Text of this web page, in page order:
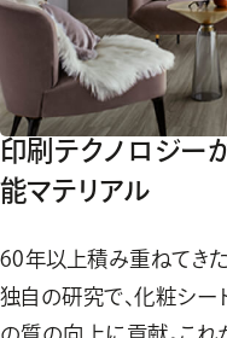
印刷テクノロジー
能マテリアル
60年以上積み重ねてき
独自の研究で、化粧シー
の質の向上に貢献。こ